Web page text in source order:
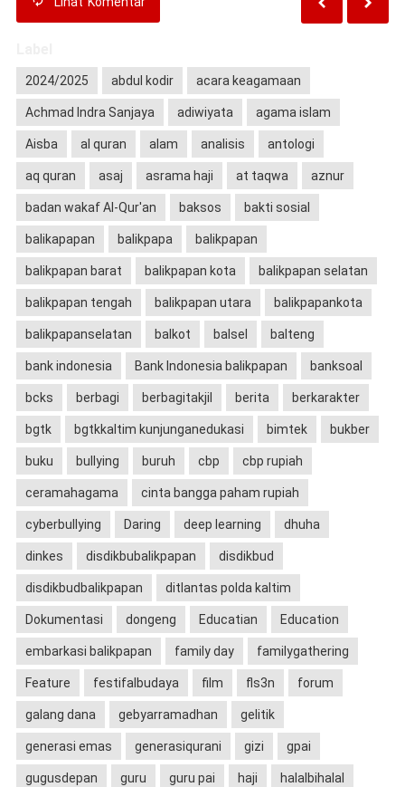
2024/2025 abdul kodir acara keagamaan
Achmad Indra Sanjaya adiwiyata agama islam
Aisba al quran alam analisis antologi
aq quran asaj asrama haji at taqwa aznur
badan wakaf Al-Qur'an baksos bakti sosial
balikapapan balikpapa balikpapan
balikpapan barat balikpapan kota balikpapan selatan
balikpapan tengah balikpapan utara balikpapankota
balikpapanselatan balkot balsel balteng
bank indonesia Bank Indonesia balikpapan banksoal
bcks berbagi berbagitakjil berita berkarakter
bgtk bgtkkaltim kunjunganedukasi bimtek bukber
buku bullying buruh cbp cbp rupiah
ceramahagama cinta bangga paham rupiah
cyberbullying Daring deep learning dhuha
dinkes disdikbubalikpapan disdikbud
disdikbudbalikpapan ditlantas polda kaltim
Dokumentasi dongeng Educatian Education
embarkasi balikpapan family day familygathering
Feature festifalbudaya film fls3n forum
galang dana gebyarramadhan gelitik
generasi emas generasiqurani gizi gpai
gugusdepan guru guru pai haji halalbihalal